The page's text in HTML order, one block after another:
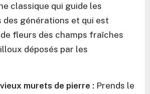
classique qui guide les
des générations et qui est
fleurs des champs fraîches
déposés par les
murets de pierre : Prends le